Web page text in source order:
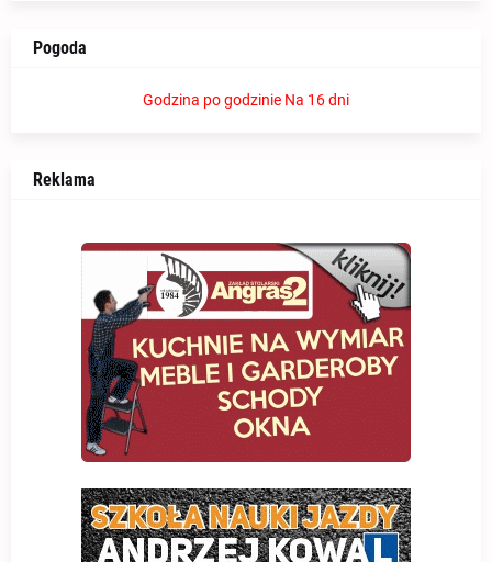
Pogoda
Godzina po godzinie Na 16 dni
Reklama